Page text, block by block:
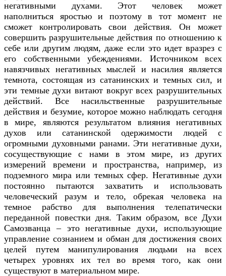
негативными духами. Этот человек может
наполниться яростью и поэтому в тот момент не
сможет контролировать свои действия. Он может
совершить разрушительные действия по отношению к
себе или другим людям, даже если это идет вразрез с
его собственными убеждениями. Источником всех
навязчивых негативных мыслей и насилия является
темнота, состоящая из сатанинских и темных сил, и
эти темные духи витают вокруг всех разрушительных
действий. Все насильственные разрушительные
действия и безумие, которое можно наблюдать сегодня
в мире, являются результатом влияния негативных
духов или сатанинской одержимости людей с
огромными духовными ранами. Эти негативные духи,
сосуществующие с нами в этом мире, из других
измерений времени и пространства, например, из
подземного мира или темных сфер. Негативные духи
постоянно пытаются захватить и использовать
человеческий разум и тело, обрекая человека на
темное рабство для выполнения телепатически
переданной повестки дня. Таким образом, все Духи
Самозванца – это негативные духи, использующие
управление сознанием и обман для достижения своих
целей путем манипулирования людьми на всех
четырех уровнях их тел во время того, как они
существуют в материальном мире.